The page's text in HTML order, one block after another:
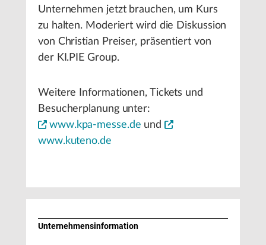
Unternehmen jetzt brauchen, um Kurs
zu halten. Moderiert wird die Diskussion
von Christian Preiser, präsentiert von
der KI.PIE Group.
Weitere Informationen, Tickets und
Besucherplanung unter:
www.kpa-messe.de und
www.kuteno.de
Unternehmens­information